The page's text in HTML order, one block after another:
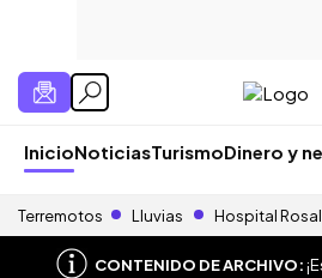
InicioNoticiasTurismoDinero y
Terremotos Lluvias Hospital
CONTENIDO DE ARCHIVO: